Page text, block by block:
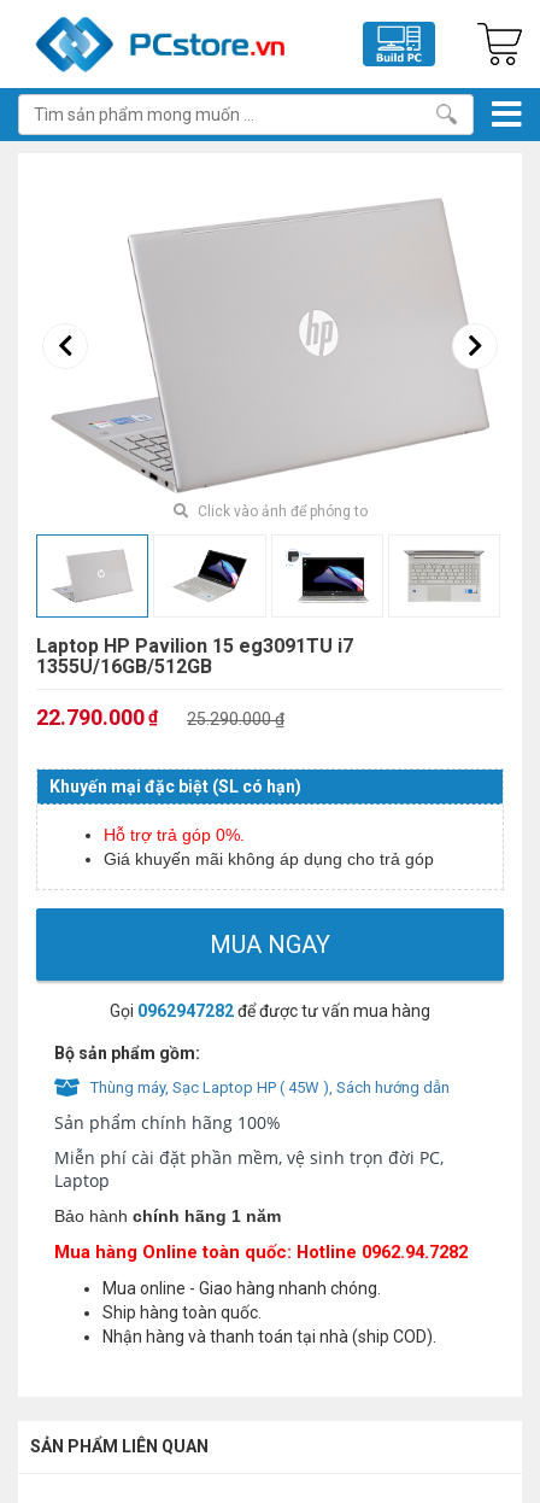
Click vào ảnh để phóng to
Laptop HP Pavilion 15 eg3091TU i7
1355U/16GB/512GB
22.790.000₫ 25.290.000 ₫
Khuyến mại đặc biệt (SL có hạn)
Hỗ trợ trả góp 0%.
Giá khuyến mãi không áp dụng cho trả góp
MUA NGAY
Gọi 0962947282để được tư vấn mua hàng
Bộ sản phẩm gồm:
Thùng máy, Sạc Laptop HP ( 45W ), Sách hướng dẫn
Sản phẩm chính hãng 100%
Miễn phí cài đặt phần mềm, vệ sinh trọn đời PC,
Laptop
Bảo hành chính hãng 1 năm
Mua hàng Online toàn quốc: Hotline 0962.94.7282
Mua online - Giao hàng nhanh chóng.
Ship hàng toàn quốc.
Nhận hàng và thanh toán tại nhà (ship COD).
SẢN PHẨM LIÊN QUAN